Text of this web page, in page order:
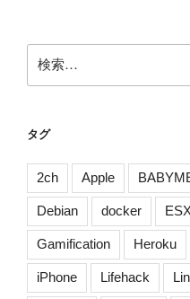
索:
タグ
2ch Apple
Debian docker
Gamification Heroku
iPhone Lifehack